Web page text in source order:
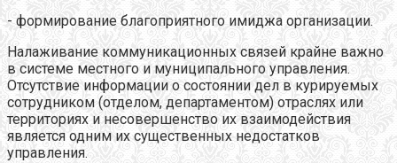
- формирование благоприятного имиджа организации.
Налаживание коммуникационных связей крайне важно
в системе местного и муниципального управления.
Отсутствие информации о состоянии дел в курируемых
сотрудником (отделом, департаментом) отраслях или
территориях и несовершенство их взаимодействия
является одним их существенных недостатков
управления.